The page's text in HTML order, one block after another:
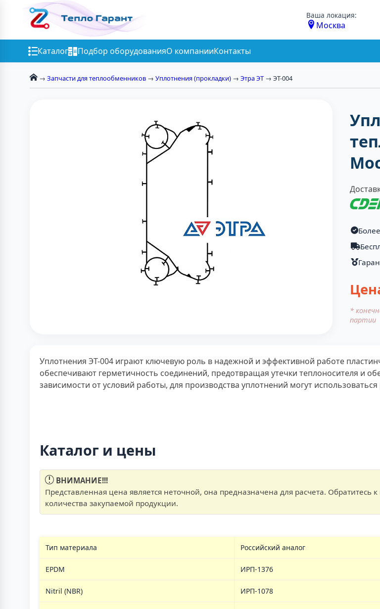
Ваша локация:
Москва
Каталог Подбор оборудованияО компанииКонтакты
→ Запчасти для теплообменников → Уплотнения (прокладки) → Этра ЭТ → ЭТ-004
*
партии
Уплотнения ЭТ-004 играют ключевую роль в надежной и эффективной работе
обеспечивают герметичность соединений, предотвращая утечки теплоносителя и
зависимости от условий работы, для производства уплотнений могут
Каталог и цены
ВНИМАНИЕ!!!
Представленная цена является неточной, она предназначена для расчета. Обратитесь
количества закупаемой продукции.
Тип материала Российский аналог
EPDM ИРП-1376
Nitril (NBR) ИРП-1078